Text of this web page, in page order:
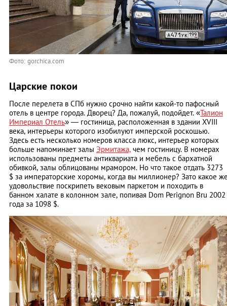
Фото: gorchica.com
Царские покои
После перелета в СПб нужно срочно найти какой-то пафосный
отель в центре города. Дворец? Да, пожалуй, подойдет. «Талион
Империал Отель» — гостиница, расположенная в здании XVIII
века, интерьеры которого изобилуют имперской роскошью.
Здесь есть несколько номеров класса люкс, интерьер которых
больше напоминает залы Эрмитажа, чем гостиницу. В номерах
использованы предметы антиквариата и мебель с бархатной
обивкой, залы облицованы мрамором. Но что такое отдать 3273
$ за императорские хоромы, когда вы миллионер? Зато какое
удовольствие поскрипеть вековым паркетом и походить в
банном халате в колонном зале, попивая Dom Perignon Bru 2002
года за 1098 $.